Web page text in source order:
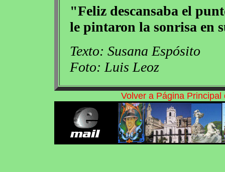
"Feliz descansaba el
le pintaron la sonrisa en
Texto: Susana Espósito
Foto: Luis Leoz
Volver a Página